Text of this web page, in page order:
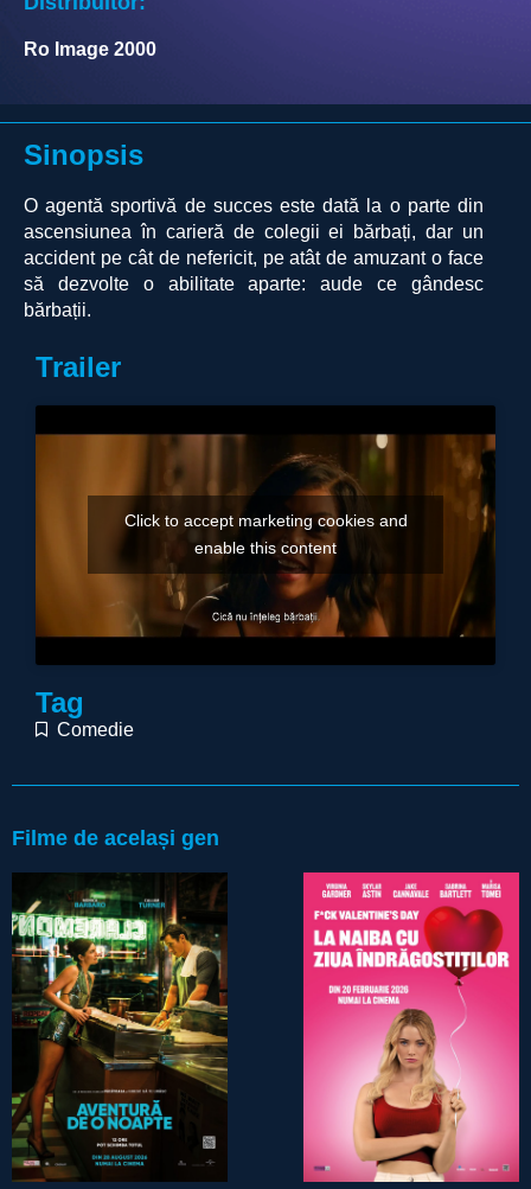
Ro Image 2000
Sinopsis
O agentă sportivă de succes este dată la o parte din
ascensiunea în carieră de colegii ei bărbați, dar un
accident pe cât de nefericit, pe atât de amuzant o face
să dezvolte o abilitate aparte: aude ce gândesc
bărbații.
Trailer
Click to accept marketing cookies and
enable this content
Tag
Comedie
Filme de același gen